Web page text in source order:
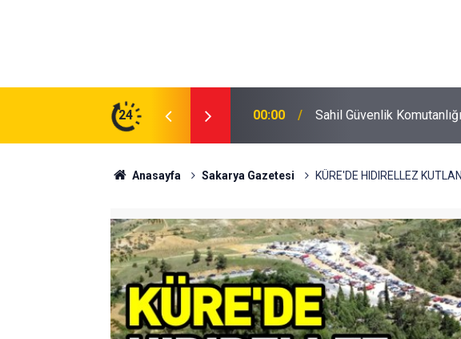
24 16:40 Abbaslık'ta korkutan
Anasayfa Sakarya Gazetesi KÜRE'DE HIDIRELLEZ